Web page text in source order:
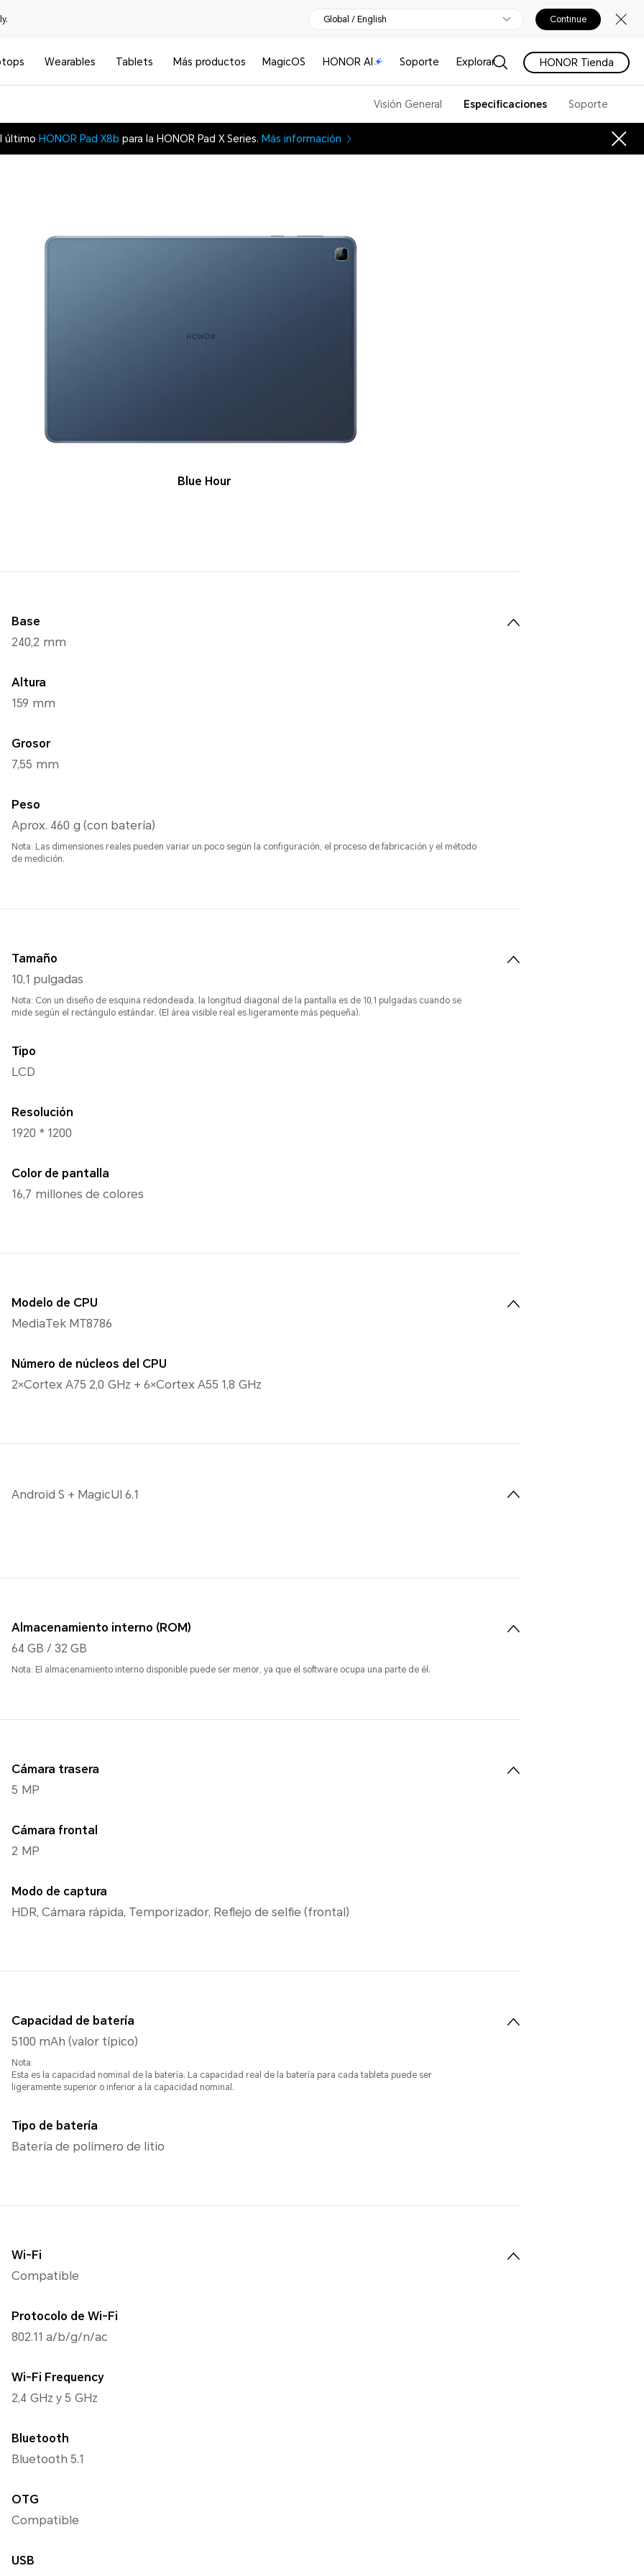
Global / English Continue
Wearables Tablets Más productos MagicOS HONOR AI Soporte Explorar HONOR Tienda
Visión General Especificaciones Soporte
último HONOR Pad X8b para la HONOR Pad X Series. Más información
Blue Hour
Base
240,2 mm
Altura
159 mm
Grosor
7,55 mm
Peso
Aprox. 460 g (con batería)
Nota: Las dimensiones reales pueden variar un poco según la configuración, el proceso de fabricación y el método
de medición.
Tamaño
10,1 pulgadas
Nota: Con un diseño de esquina redondeada, la longitud diagonal de la pantalla es de 10,1 pulgadas cuando se
mide según el rectángulo estándar. (El área visible real es ligeramente más pequeña).
Tipo
LCD
Resolución
1920 * 1200
Color de pantalla
16,7 millones de colores
Modelo de CPU
MediaTek MT8786
Número de núcleos del CPU
2×Cortex A75 2,0 GHz + 6×Cortex A55 1,8 GHz
Android S + MagicUI 6.1
Almacenamiento interno (ROM)
64 GB / 32 GB
Nota: El almacenamiento interno disponible puede ser menor, ya que el software ocupa una parte de él.
Cámara trasera
5 MP
Cámara frontal
2 MP
Modo de captura
HDR, Cámara rápida, Temporizador, Reflejo de selfie (frontal)
Capacidad de batería
5100 mAh (valor típico)
Nota:
Esta es la capacidad nominal de la batería. La capacidad real de la batería para cada tableta puede ser
ligeramente superior o inferior a la capacidad nominal.
Tipo de batería
Batería de polímero de litio
Wi-Fi
Compatible
Protocolo de Wi-Fi
802.11 a/b/g/n/ac
Wi-Fi Frequency
2,4 GHz y 5 GHz
Bluetooth
Bluetooth 5.1
OTG
Compatible
USB